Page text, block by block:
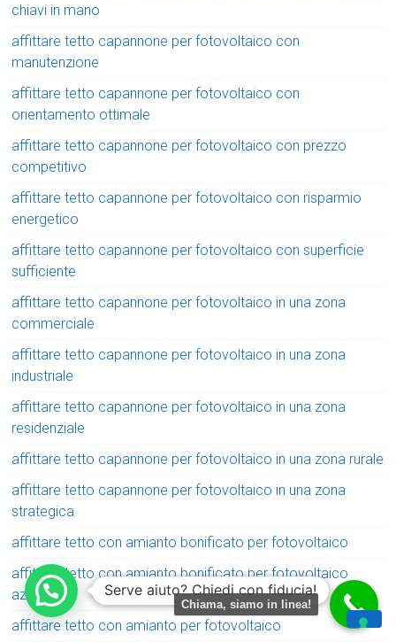
chiavi in mano
affittare tetto capannone per fotovoltaico con
manutenzione
affittare tetto capannone per fotovoltaico con
orientamento ottimale
affittare tetto capannone per fotovoltaico con prezzo
competitivo
affittare tetto capannone per fotovoltaico con risparmio
energetico
affittare tetto capannone per fotovoltaico con superficie
sufficiente
affittare tetto capannone per fotovoltaico in una zona
commerciale
affittare tetto capannone per fotovoltaico in una zona
industriale
affittare tetto capannone per fotovoltaico in una zona
residenziale
affittare tetto capannone per fotovoltaico in una zona rurale
affittare tetto capannone per fotovoltaico in una zona
strategica
affittare tetto con amianto bonificato per fotovoltaico
affittare tetto con amianto bonificato per fotovoltaico
aziendale
affittare tetto con amianto per fotovoltaico
Serve aiuto? Chiedi con fiducia!
Chiama, siamo in linea!